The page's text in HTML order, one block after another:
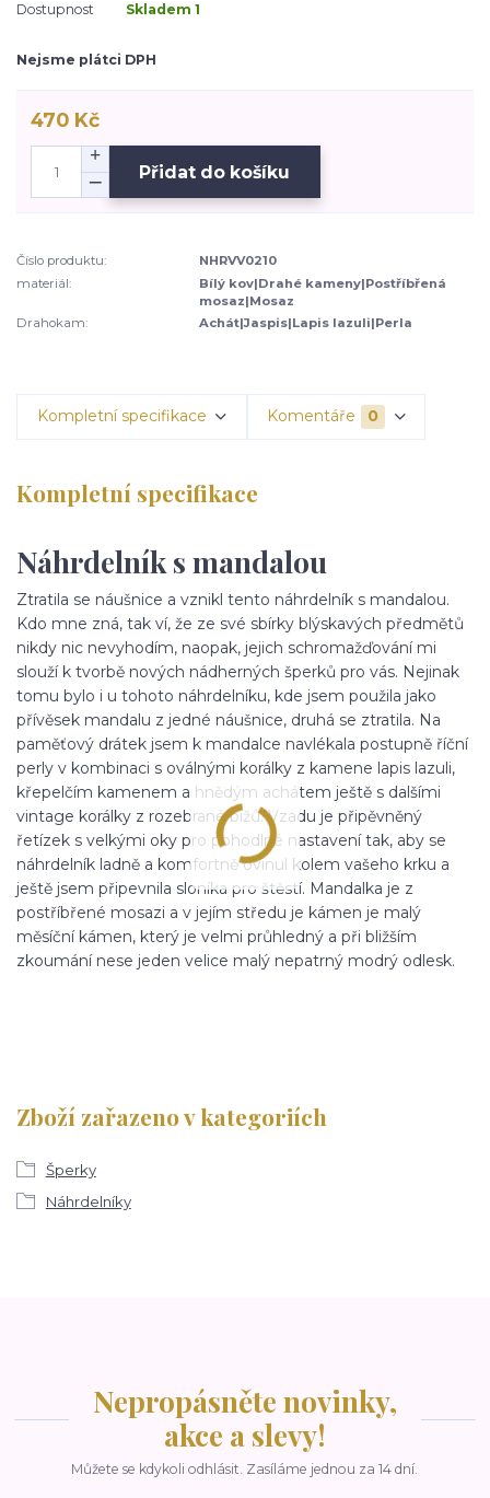
Dostupnost Skladem 1
Nejsme plátci DPH
470 Kč
Přidat do košíku
Číslo produktu:
NHRVV0210
materiál:
Bílý kov|Drahé kameny|Postříbřená
mosaz|Mosaz
Drahokam:
Achát|Jaspis|Lapis lazuli|Perla
Kompletní specifikace Komentáře 0
Kompletní specifikace
Náhrdelník s mandalou
Ztratila se náušnice a vznikl tento náhrdelník s mandalou.
Kdo mne zná, tak ví, že ze své sbírky blýskavých předmětů
nikdy nic nevyhodím, naopak, jejich schromažďování mi
slouží k tvorbě nových nádherných šperků pro vás. Nejinak
tomu bylo i u tohoto náhrdelníku, kde jsem použila jako
přívěsek mandalu z jedné náušnice, druhá se ztratila. Na
paměťový drátek jsem k mandalce navlékala postupně říční
perly v kombinaci s oválnými korálky z kamene lapis lazuli,
křepelčím kamenem a hnědým achátem ještě s dalšími
vintage korálky z rozebrané bižů. Vzadu je připěvněný
řetízek s velkými oky pro pohodlné nastavení tak, aby se
náhrdelník ladně a komfortně ovinul kolem vašeho krku a
ještě jsem připevnila sloníka pro štěstí. Mandalka je z
postříbřené mosazi a v jejím středu je kámen je malý
měsíční kámen, který je velmi průhledný a při bližším
zkoumání nese jeden velice malý nepatrný modrý odlesk.
Zboží zařazeno v kategoriích
Šperky
Náhrdelníky
Nepropásněte novinky,
akce a slevy!
Můžete se kdykoli odhlásit. Zasíláme jednou za 14 dní.